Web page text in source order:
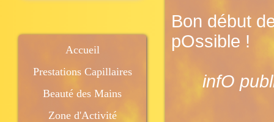
Accueil
Prestations Capillaires
Beauté des Mains
Zone d'Activité
Bon début
pOssible !
infO